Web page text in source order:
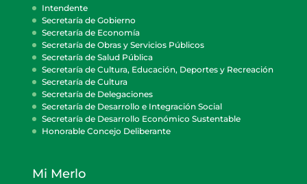
Intendente
Secretaría de Gobierno
Secretaría de Economía
Secretaría de Obras y Servicios Públicos
Secretaría de Salud Pública
Secretaría de Cultura, Educación, Deportes y Recreación
Secretaría de Cultura
Secretaría de Delegaciones
Secretaría de Desarrollo e Integración Social
Secretaría de Desarrollo Económico Sustentable
Honorable Concejo Deliberante
Mi Merlo